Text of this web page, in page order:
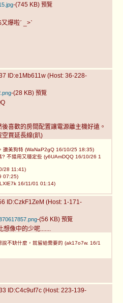
-(745 KB) 預覽
爆啦ˊ _>ˋ
ID:e1Mb611w (Host: 36-228-
-(28 KB) 預覽
喜歡的房間配置讓電源離主機好遠。
空買延長線(趴)
讚美狗特 (WaNaP2gQ 16/10/25 18:35)
? 不錯用又穩定些 (y6UAmDQQ 16/10/26 1
28 11:41)
07:25)
16/11/01 01:14)
ID:CzkF1ZeM (Host: 1-171-
-(56 KB) 預覽
想像中的少呢.......
說不缺什麼，就留給需要的 (ak17o7w. 16/1
ID:C4c9uf7c (Host: 223-139-